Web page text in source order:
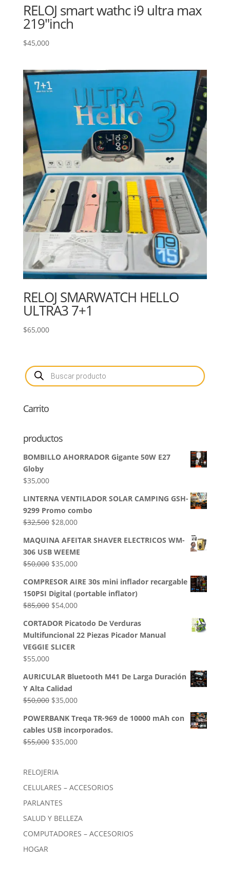
RELOJ smart wathc i9 ultra max
219″inch
$45,000
RELOJ SMARWATCH HELLO
ULTRA3 7+1
$65,000
Búsqueda
de
productos
Carrito
productos
BOMBILLO AHORRADOR Gigante 50W E27
Globy
$35,000
LINTERNA VENTILADOR SOLAR CAMPING GSH-
9299 Promo combo
$32,500 El
original
era:
$32,500.
$28,000El
actual
es:
$28,000.
MAQUINA AFEITAR SHAVER ELECTRICOS WM-
306 USB WEEME
$50,000 El
original
era:
$50,000.
$35,000El
actual
es:
$35,000.
COMPRESOR AIRE 30s mini inflador recargable
150PSI Digital (portable inflator)
$85,000 El
original
era:
$85,000.
$54,000El
actual
es:
CORTADOR Picatodo De Verduras
Multifuncional 22 Piezas Picador Manual
VEGGIE SLICER
$55,000
AURICULAR Bluetooth M41 De Larga Duración
Y Alta Calidad
$50,000 El
original
era:
$50,000.
$35,000El
actual
es:
$35,000.
POWERBANK Treqa TR-969 de 10000 mAh con
cables USB incorporados.
$55,000 El
era:
$55,000.
$35,000El
$35,000.
RELOJERIA
CELULARES – ACCESORIOS
PARLANTES
SALUD Y BELLEZA
COMPUTADORES – ACCESORIOS
HOGAR